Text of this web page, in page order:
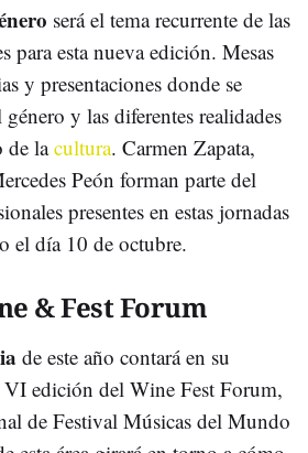
será el tema recurrente de las
para esta nueva edición. Mesas
y presentaciones donde se
y las diferentes realidades
de lacultura. Carmen Zapata,
Peón forman parte del
presentes en estas jornadas
el día 10 de octubre.
& Fest Forum
de este año contará en su
edición del Wine Fest Forum,
de Festival Músicas del Mundo